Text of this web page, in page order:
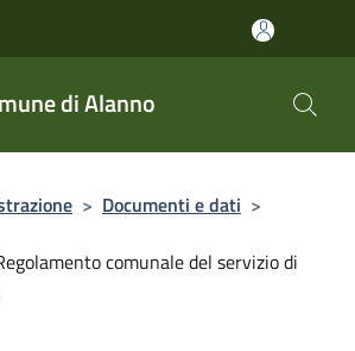
di Alanno
> Documenti e dati >
comunale del servizio di